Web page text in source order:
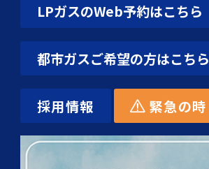
LPガスのWeb予約はこちら
都市ガスご希望の方はこちら
採用情報 緊急の時